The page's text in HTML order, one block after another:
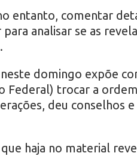
entanto, comentar
analisar se as
domingo expõe
Federal) trocar a
deu conselhos
haja no material